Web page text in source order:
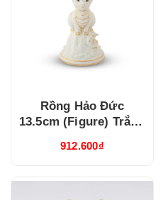
Rồng Hảo Đức
13.5cm (Figure) Trắng
912.600₫